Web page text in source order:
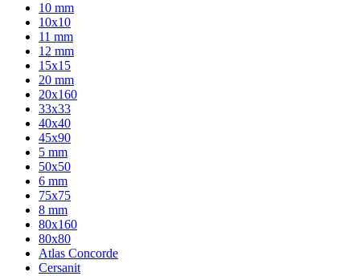
10 mm
10x10
11 mm
12 mm
15x15
20 mm
20х160
33x33
40х40
45x90
5 mm
50x50
6 mm
75х75
8 mm
80x160
80x80
Atlas Concorde
Cersanit